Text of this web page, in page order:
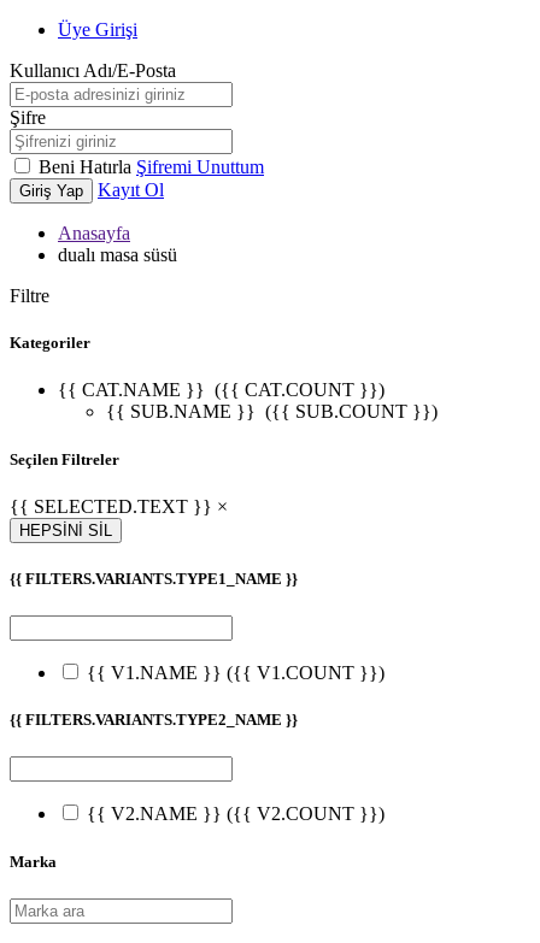
Üye Girişi
Kullanıcı Adı/E-Posta
Şifre
Beni Hatırla Şifremi Unuttum
Giriş Yap Kayıt Ol
Anasayfa
dualı masa süsü
Filtre
Kategoriler
{{ CAT.NAME }} ({{ CAT.COUNT }})
{{ SUB.NAME }} ({{ SUB.COUNT }})
Seçilen Filtreler
{{ SELECTED.TEXT }} ×
HEPSİNİ SİL
{{ FILTERS.VARIANTS.TYPE1_NAME }}
{{ V1.NAME }} ({{ V1.COUNT }})
{{ FILTERS.VARIANTS.TYPE2_NAME }}
{{ V2.NAME }} ({{ V2.COUNT }})
Marka